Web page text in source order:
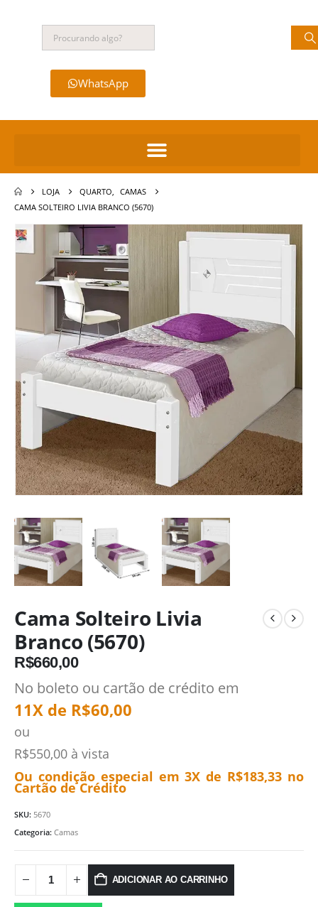
WhatsApp
LOJA QUARTO
CAMAS
CAMA SOLTEIRO LIVIA BRANCO (5670)
Cama Solteiro Livia
Branco (5670)
R$660,00
No boleto ou cartão de crédito em
11X de R$60,00
ou
R$550,00 à vista
Ou condição especial em 3X de R$183,33 no
Cartão de Crédito
SKU: 5670
Categoria: Camas
ADICIONAR AO CARRINHO